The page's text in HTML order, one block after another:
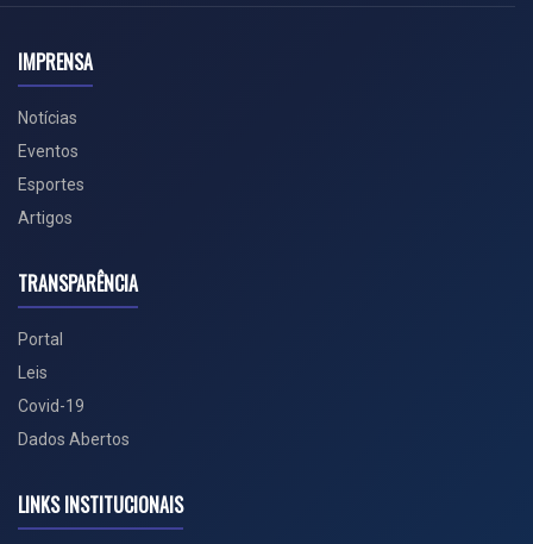
IMPRENSA
Notícias
Eventos
Esportes
Artigos
TRANSPARÊNCIA
Portal
Leis
Covid-19
Dados Abertos
LINKS INSTITUCIONAIS